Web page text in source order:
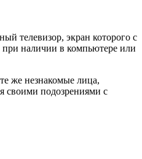
телевизор, экран которого с
наличии в компьютере или
же незнакомые лица,
своими подозрениями с